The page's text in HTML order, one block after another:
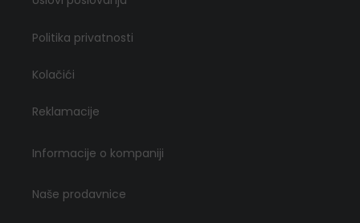
Politika privatnosti
Kolačići
Reklamacije
Informacije o kompaniji
Naše prodavnice